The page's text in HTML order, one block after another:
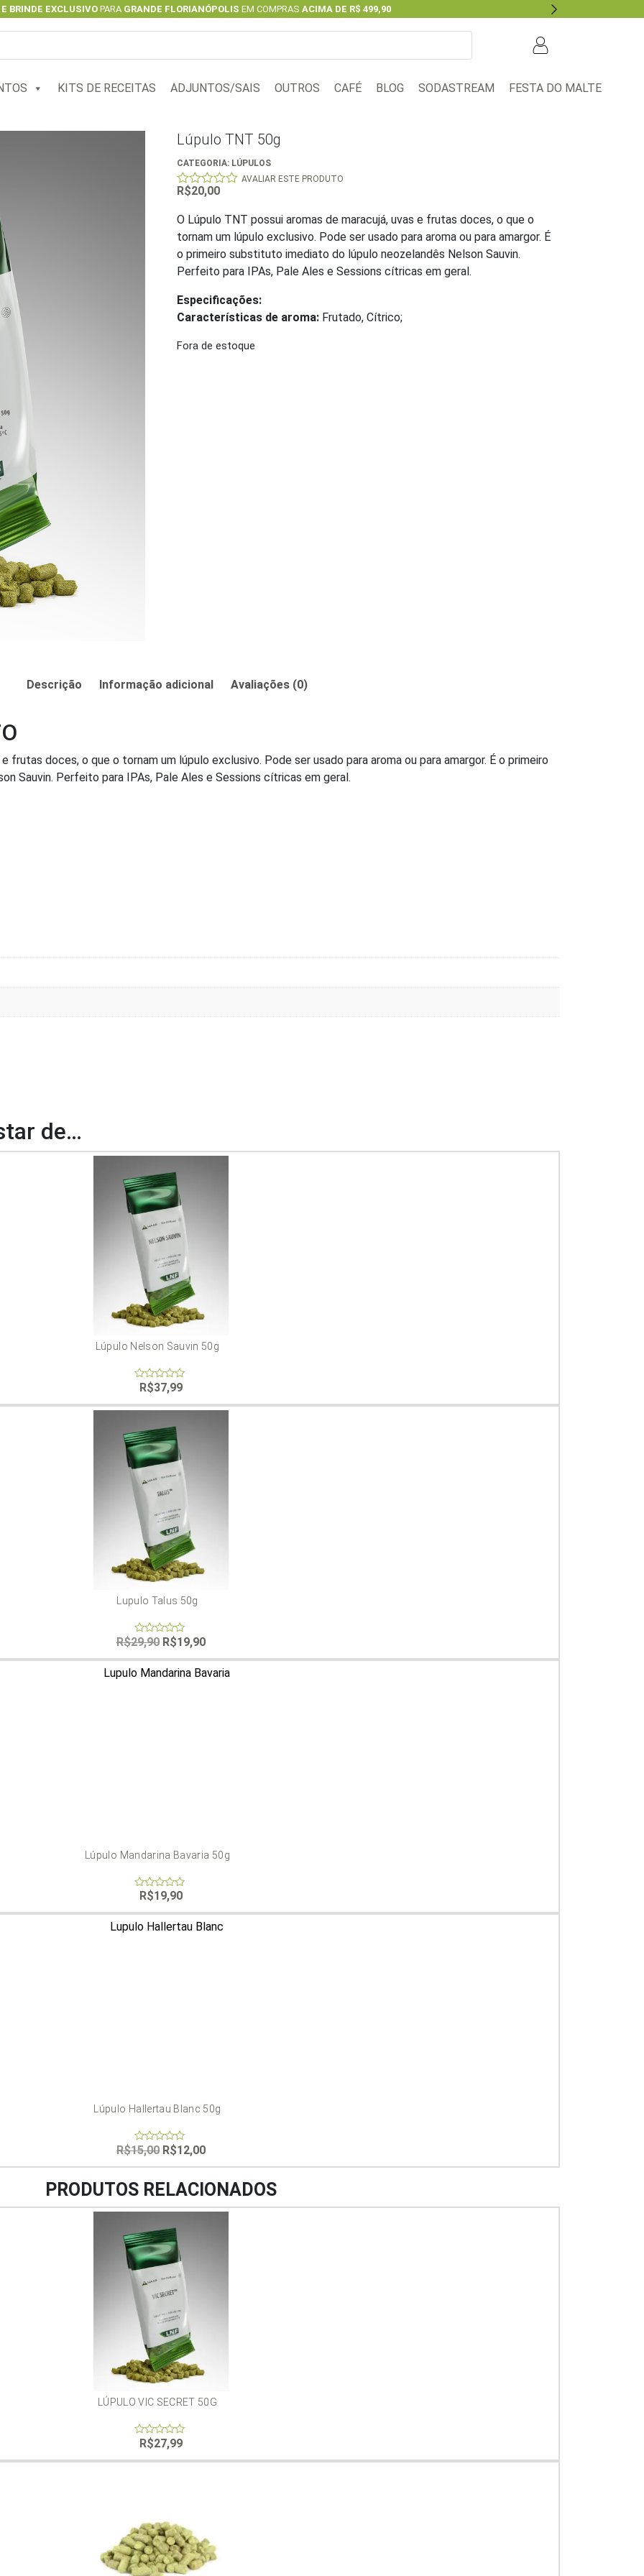
BRINDE EXCLUSIVOPARA GRANDE FLORIANÓPOLIS EM COMPRAS ACIMA DE R$ 499,90
Next
KITS DE RECEITAS ADJUNTOS/SAIS OUTROS CAFÉ BLOG SODASTREAM FESTA DO MALTE
Lúpulo TNT 50g
CATEGORIA: LÚPULOS
0
of
5
AVALIAR ESTE PRODUTO
R$20,00
O Lúpulo TNT possui aromas de maracujá, uvas e frutas doces, o que o
tornam um lúpulo exclusivo. Pode ser usado para aroma ou para amargor. É
o primeiro substituto imediato do lúpulo neozelandês Nelson Sauvin.
Perfeito para IPAs, Pale Ales e Sessions cítricas em geral.
Especificações:
Características de aroma: Frutado, Cítrico;
Fora de estoque
Descrição Informação adicional Avaliações (0)
frutas doces, o que o tornam um lúpulo exclusivo. Pode ser usado para aroma ou para amargor. É o primeiro
Sauvin. Perfeito para IPAs, Pale Ales e Sessions cítricas em geral.
de…
Lúpulo Nelson Sauvin 50g
of
R$37,99
Lupulo Talus 50g
0
out
of
5
R$29,90 O
original
era:
R$19,90O
atual
é:
Lúpulo Mandarina Bavaria 50g
of
5
R$19,90
Lúpulo Hallertau Blanc 50g
0
out
of
R$15,00 O
era:
R$12,00O
é:
PRODUTOS RELACIONADOS
LÚPULO VIC SECRET 50G
out
of
R$27,99